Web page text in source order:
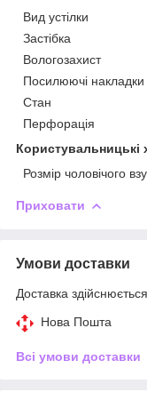
Вид устілки
Застібка
Вологозахист
Посилюючі накладки
Стан
Перфорація
Користувальницькі
Розмір чоловічого
Приховати
Умови доставки
Доставка
Нова Пошта
Всі умови доставки